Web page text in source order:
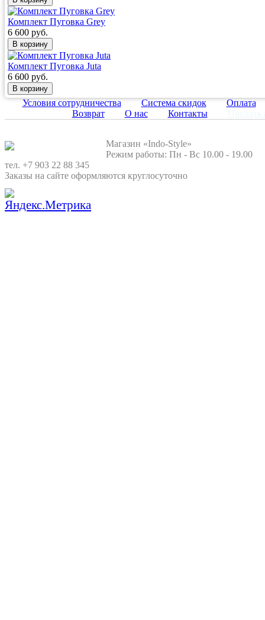
Комплект Пуговка Grey
6 600 руб.
Комплект Пуговка Juta
6 600 руб.
Условия сотрудничества Система скидок
Оплата
Возврат
О нас Контакты
Магазин «Indo-Style»
Режим работы: Пн - Вс 10.00 - 19.00
тел. +7 903 22 88 345
Заказы на сайте оформляются круглосуточно